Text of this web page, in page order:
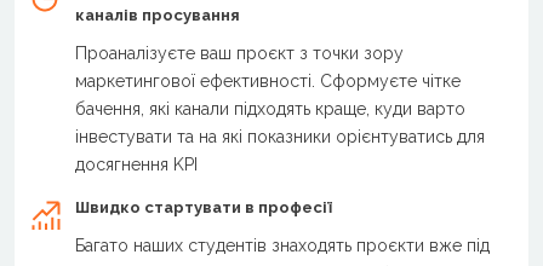
каналів просування
Проаналізуєте ваш проєкт з точки зору
маркетингової ефективності. Сформуєте чітке
бачення, які канали підходять краще, куди варто
інвестувати та на які показники орієнтуватись для
досягнення KPI
Швидко стартувати в професії
Багато наших студентів знаходять проєкти вже під